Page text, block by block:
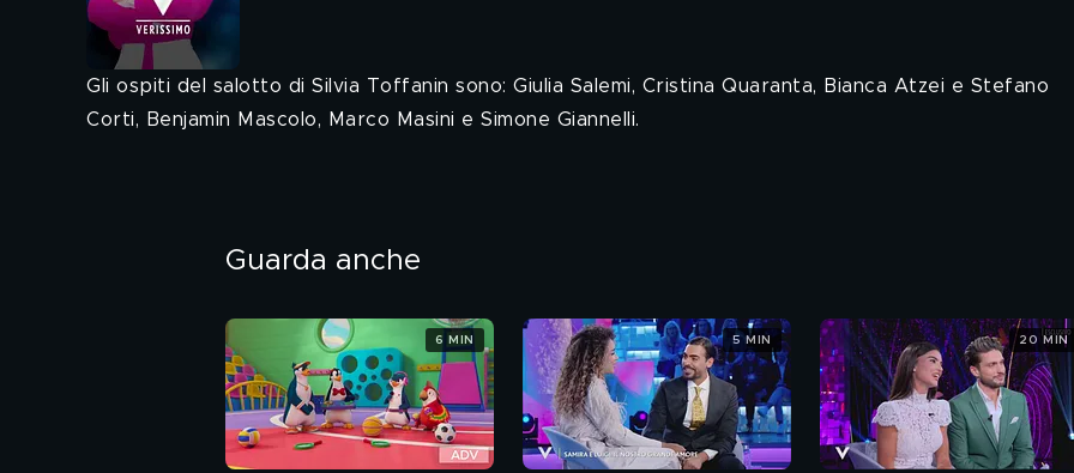
Gli ospiti del salotto di Silvia Toffanin sono: Giulia Salemi, Cristina Quaranta, Bianca Atzei e Stefano
Corti, Benjamin Mascolo, Marco Masini e Simone Giannelli.
Guarda anche
6 MIN 5 MIN 20 MIN